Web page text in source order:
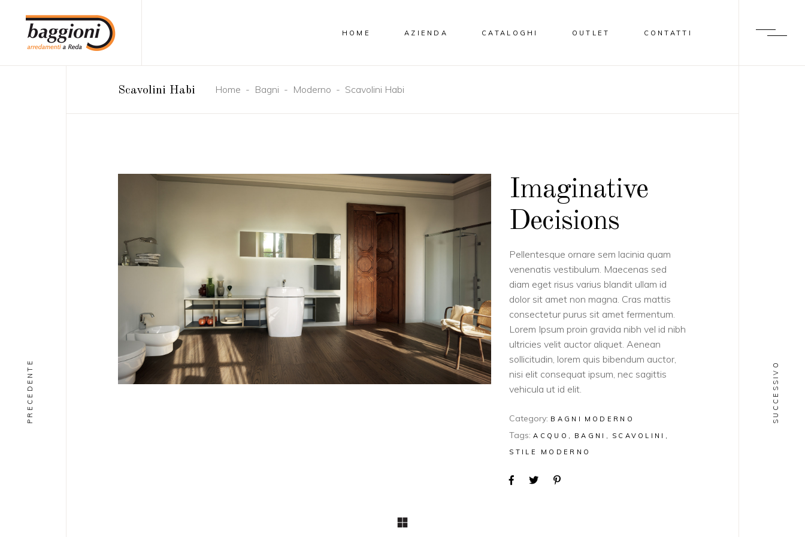
HOME AZIENDA CATALOGHI OUTLET CONTATTI
Scavolini Habi Home - Bagni - Moderno - Scavolini Habi
Imaginative
Decisions
Pellentesque ornare sem lacinia quam
venenatis vestibulum. Maecenas sed
diam eget risus varius blandit ullam id
dolor sit amet non magna. Cras mattis
consectetur purus sit amet fermentum.
Lorem Ipsum proin gravida nibh vel id nibh
ultricies velit auctor aliquet. Aenean
sollicitudin, lorem quis bibendum auctor,
nisi elit consequat ipsum, nec sagittis
vehicula ut id elit.
Category: BAGNI MODERNO
Tags: ACQUO BAGNI
SCAVOLINI
STILE MODERNO
PRECEDENTE SUCCESSIVO